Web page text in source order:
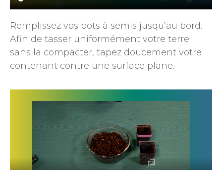
Remplissez vos pots à semis jusqu’au bord.
Afin de tasser uniformément votre terre
sans la compacter, tapez doucement votre
contenant contre une surface plane.